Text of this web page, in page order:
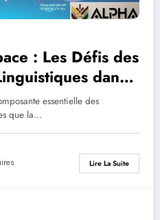
: Les Défis des
dans
essentielle des
que la…
Lire La Suite